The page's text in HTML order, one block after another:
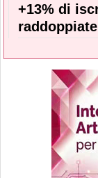
+13% di
raddoppiate